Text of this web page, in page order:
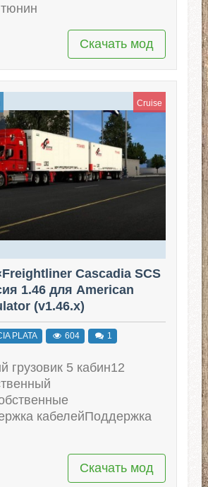
Скачать мод
Cruise
Cascadia SCS
1.46 для American
(v1.46.x)
PLATA 604 1
грузовик 5 кабин12
кабелейПоддержка
Скачать мод